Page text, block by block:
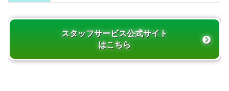
スタッフサービス公式サイト
はこちら